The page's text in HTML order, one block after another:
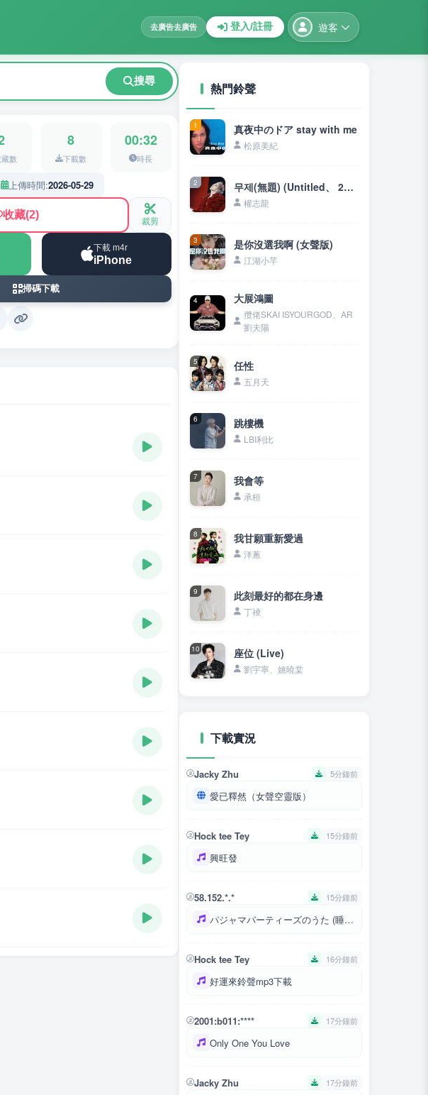
去廣告去廣告 登入/註冊 遊客
搜尋
數
8
下載數
00:32
時長
上傳時間:2026-05-29
收藏(2) 裁剪
下載 m4r
iPhone
掃碼下載
熱門鈴聲
1 真夜中のドア stay with me
松原美紀
2 무제(無題) (Untitled、 2014)
權志龍
3 是你沒選我啊 (女聲版)
江湖小芊
4 大展鴻圖
攬佬SKAI ISYOURGOD、AR
劉夫陽
5 任性
五月天
6 跳樓機
LBI利比
7 我會等
承桓
8 我甘願重新愛過
洋蔥
9 此刻最好的都在身邊
丁祾
10 座位 (Live)
劉宇寧、姚曉棠
下載實況
Jacky Zhu 5分鐘前
愛已釋然（女聲空靈版）
Hock tee Tey 15分鐘前
興旺發
58.152.*.* 15分鐘前
パジャマパーティーズのうた (睡衣派對之歌)
Hock tee Tey 16分鐘前
好運來鈴聲mp3下載
2001:b011:**** 17分鐘前
Only One You Love
Jacky Zhu 17分鐘前